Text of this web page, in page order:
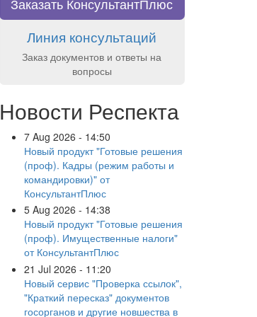
Линия консультаций
Заказ документов и ответы на
вопросы
Новости Респекта
7 Aug 2026 - 14:50
Новый продукт "Готовые решения
(проф). Кадры (режим работы и
командировки)" от
КонсультантПлюс
5 Aug 2026 - 14:38
Новый продукт "Готовые решения
(проф). Имущественные налоги"
от КонсультантПлюс
21 Jul 2026 - 11:20
Новый сервис "Проверка ссылок",
"Краткий пересказ" документов
госорганов и другие новшества в